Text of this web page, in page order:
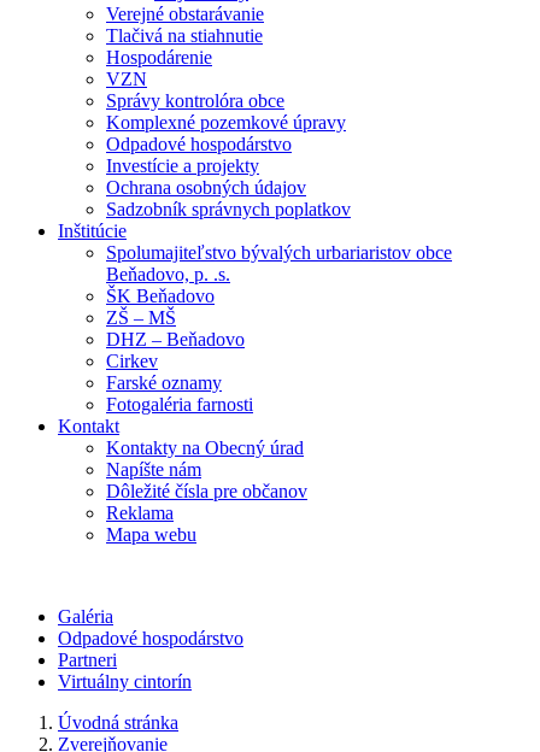
Verejné obstarávanie
Tlačivá na stiahnutie
Hospodárenie
VZN
Správy kontrolóra obce
Komplexné pozemkové úpravy
Odpadové hospodárstvo
Investície a projekty
Ochrana osobných údajov
Sadzobník správnych poplatkov
Inštitúcie
Spolumajiteľstvo bývalých urbariaristov obce
Beňadovo, p. .s.
ŠK Beňadovo
ZŠ – MŠ
DHZ – Beňadovo
Cirkev
Farské oznamy
Fotogaléria farnosti
Kontakt
Kontakty na Obecný úrad
Napíšte nám
Dôležité čísla pre občanov
Reklama
Mapa webu
Galéria
Odpadové hospodárstvo
Partneri
Virtuálny cintorín
Úvodná stránka
Zverejňovanie